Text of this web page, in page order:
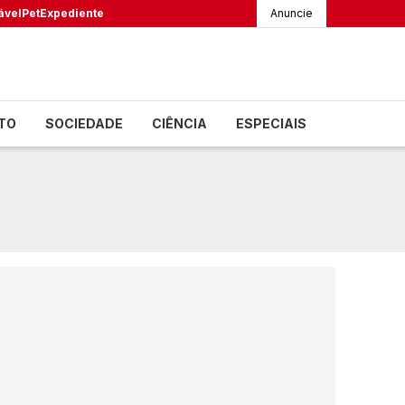
PetExpediente Anuncie
SOCIEDADE CIÊNCIA ESPECIAIS